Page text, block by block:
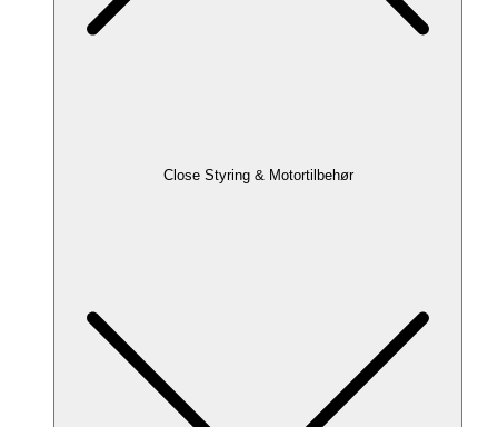
Close Styring & Motortilbehør